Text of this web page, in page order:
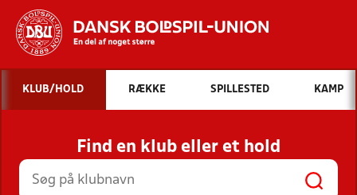
Hvad vil du søge efter?
INDHOLD OG NYHEDER
STILLINGER, RESULTATER, KLUBBER OG
HOLD
KLUB/HOLD RÆKKE SPILLESTED KAMP
Find en klub eller et hold